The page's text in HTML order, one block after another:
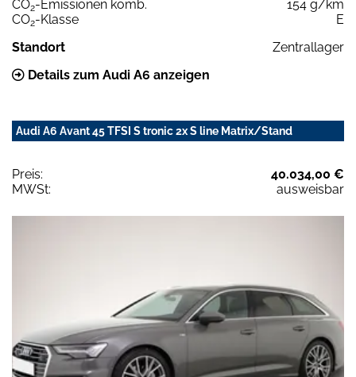
CO2-Emissionen komb.
154 g/km
CO2-Klasse
E
Standort
Zentrallager
Details zum Audi A6 anzeigen
Audi A6 Avant 45 TFSI S tronic 2x S line Matrix/Stand
Preis:
40.034,00 €
MWSt:
ausweisbar